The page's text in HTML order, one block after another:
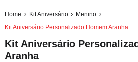
Home Kit Aniversário
Menino
Kit Aniversário Personalizado Homem Aranha
Kit Aniversário
Aranha